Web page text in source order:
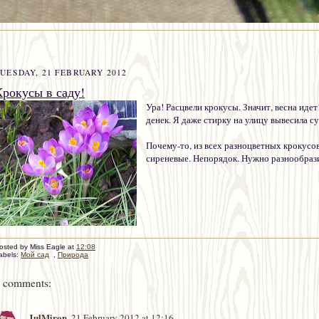
21 FEBRUARY 2012
в саду!
Ура! Расцвели крокусы. Значит, весна
денек. Я даже стирку на улицу вывесила
Почему-то, из всех разноцветных
сиреневые. Непорядок. Нужно
by Miss Eagle at 12:08
Mой сад Природа
comments: